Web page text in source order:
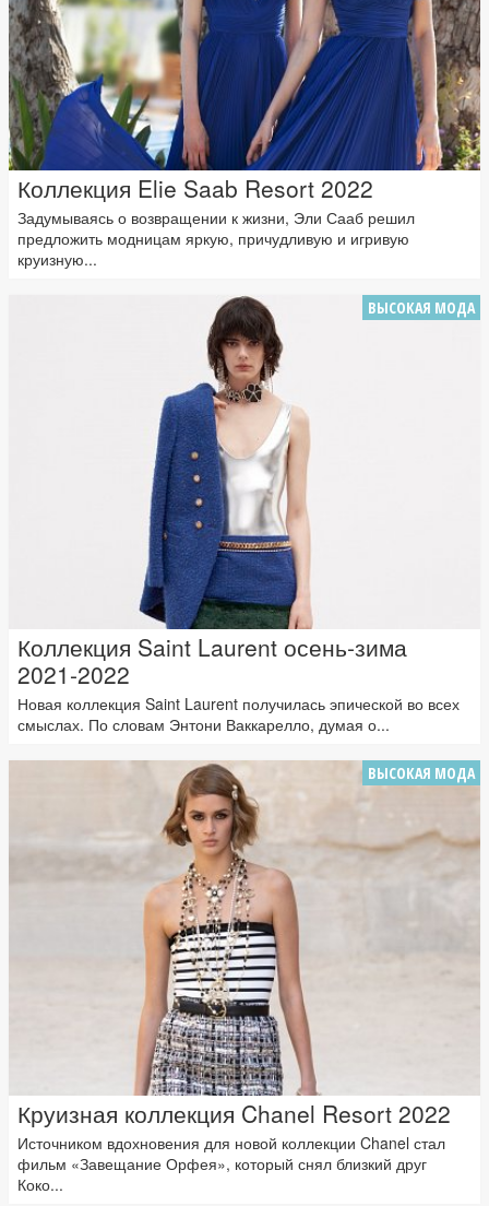
Коллекция Elie Saab Resort 2022
Задумываясь о возвращении к жизни, Эли Сааб решил
предложить модницам яркую, причудливую и игривую
круизную...
ВЫСОКАЯ МОДА
Коллекция Saint Laurent осень-зима
2021-2022
Новая коллекция Saint Laurent получилась эпической во всех
смыслах. По словам Энтони Ваккарелло, думая о...
ВЫСОКАЯ МОДА
Круизная коллекция Chanel Resort 2022
Источником вдохновения для новой коллекции Chanel стал
фильм «Завещание Орфея», который снял близкий друг
Коко...